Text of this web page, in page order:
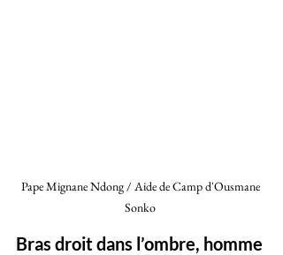
Pape Mignane Ndong / Aide de Camp d'Ousmane
Sonko
Bras droit dans l’ombre, homme